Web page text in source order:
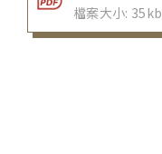
檔案大小: 35kb